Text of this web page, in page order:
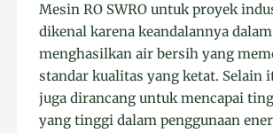
Mesin RO SWRO untuk proyek
dikenal karena keandalannya dalam
menghasilkan air bersih yang
standar kualitas yang ketat. Selain
juga dirancang untuk mencapai
yang tinggi dalam penggunaan